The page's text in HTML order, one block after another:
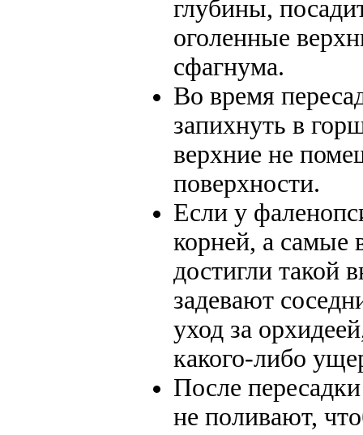
глубины,
оголенные
сфагнума.
Во время
запихнуть в
верхние не
поверхности.
Если у
корней, а самые
достигли такой
задевают
уход за
какого-либо
После
не поливают,